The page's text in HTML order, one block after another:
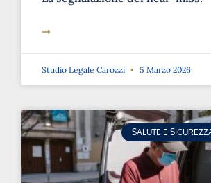
➞
Studio Legale Carozzi 5 Marzo 2026
SALUTE E